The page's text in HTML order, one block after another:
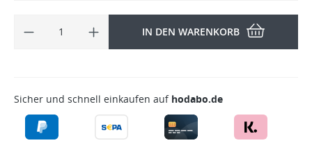
IN DEN WARENKORB
Sicher und schnell einkaufen auf hodabo.de